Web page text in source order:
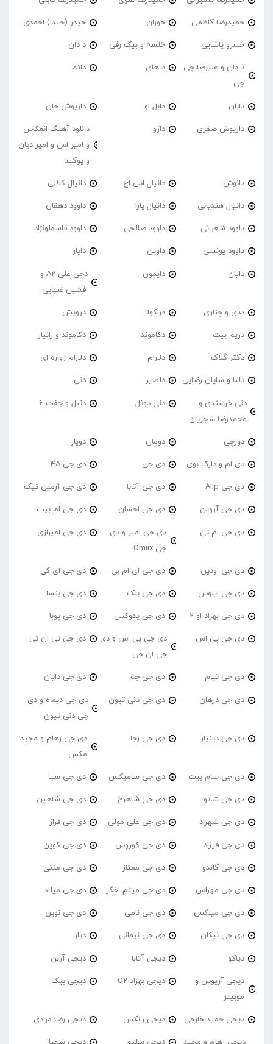
حمیدرضا کاظمی حوران حیدر (حیدا) احمدی
خسرو پاشایی خلسه و بیگ رفی د دان
د دان و علیرضا جی
جی
د های دائم
دابان دابل او داریوش خان
داریوش صفری داژو
دانلود آهنگ انعکاس
و امیر اس و امیر دیان
و پوکسا
دانوش دانیال اس اچ دانیال کلالی
دانیال هندیانی دانیال یارا داوود دهقان
داوود شعبانی داوود صالحی داوود قاسملونژاد
داوود یونسی داوین دایار
دایان دایمون
دجی علی A2 و
افشین ضیایی
ددی و چناری دراکولا درویش
دریم بیت دکاموند دکاموند و زانیار
دکتر گلاک دلارام دلارام زواره ای
دلتا و شایان رضایی دلصیر دنی
دنی خرسندی و
محمدرضا شجریان
دنی دوئل دنیل و جفت 6
دورچی دومان دویار
دی ام و دارک بوی دی جی دی جی 4A
دی جی Alip دی جی آتابا دی جی آرمین تیک
دی جی آروین دی جی احسان دی جی ام بیت
دی جی ام تی
دی جی امیر و دی
جی Omiix
دی جی امیرازی
دی جی اودین دی جی ای ام بی دی جی ای کی
دی جی ایلوس دی جی بلک دی جی بنسا
دی جی بهزاد او 2 دی جی پدوکس دی جی پوبا
دی جی پی اس
دی جی پی اس و دی
جی ان جی
دی جی تی ان تی
دی جی تیام دی جی جم دی جی دایان
دی جی درهان دی جی دنی تیون
دی جی دیماه و دی
جی دنی تیون
دی جی دینیار دی جی رجا
دی جی رهام و مجید
مکس
دی جی سام بیت دی جی سامیکس دی جی سیا
دی جی شائو دی جی شاهرخ دی جی شاهین
دی جی شهراد دی جی علی مولی دی جی فراز
دی جی فرزاد دی جی کوروش دی جی کوین
دی جی گاندو دی جی ممتاز دی جی منتی
دی جی مهراس دی جی میثم اخگر دی جی میلاد
دی جی میلکس دی جی نامی دی جی نوین
دی جی نیکان دی جی نیمانی دیار
دیاکو دیجی آتابا دیجی آربن
دیجی آریوس و
موبیتز
دیجی بهزاد O2 دیجی بیک
دیجی حمید خارجی دیجی رانکس دیجی رضا مرادی